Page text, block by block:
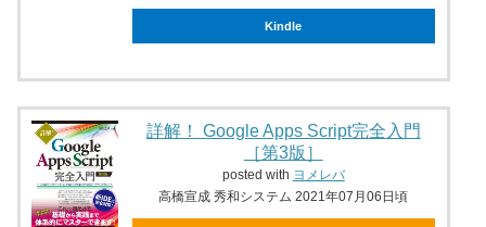
Kindle
詳解！ Google Apps Script完全入門
［第3版］
posted with ヨメレバ
高橋宣成 秀和システム 2021年07月06日頃